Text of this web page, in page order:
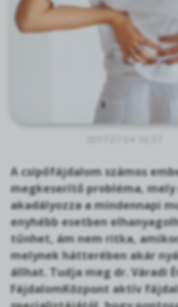
A csípőfájdalom számos
megkeserítő probléma,
akadályozza a mindennapi
enyhébb esetben
tűnhet, ám nem ritka,
melynek hátterében akár
állhat. Tudja meg dr. Váradi
FájdalomKözpont aktív